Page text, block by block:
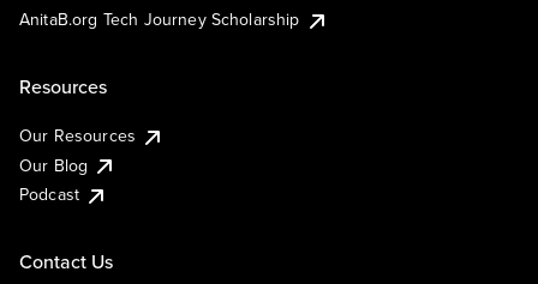
AnitaB.org Tech Journey Scholarship
Resources
Our Resources
Our Blog
Podcast
Contact Us